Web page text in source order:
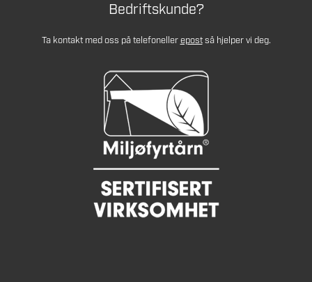
Bedriftskunde?
Ta kontakt med oss på telefonellerepostså hjelper vi deg.